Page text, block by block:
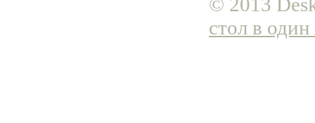
стол в